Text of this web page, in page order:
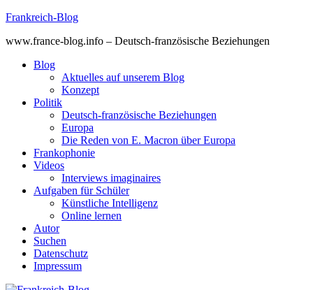
Skip
content
Frankreich-Blog
www.france-blog.info – Deutsch-französische Beziehungen
Blog
Aktuelles auf unserem Blog
Konzept
Politik
Deutsch-französische Beziehungen
Europa
Die Reden von E. Macron über Europa
Frankophonie
Videos
Interviews imaginaires
Aufgaben für Schüler
Künstliche Intelligenz
Online lernen
Autor
Suchen
Datenschutz
Impressum